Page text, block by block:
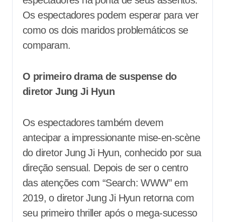
Os espectadores podem esperar para ver
como os dois maridos problemáticos se
comparam.
O primeiro drama de suspense do
diretor Jung Ji Hyun
Os espectadores também devem
antecipar a impressionante mise-en-scène
do diretor Jung Ji Hyun, conhecido por sua
direção sensual. Depois de ser o centro
das atenções com “Search: WWW” em
2019, o diretor Jung Ji Hyun retorna com
seu primeiro thriller após o mega-sucesso